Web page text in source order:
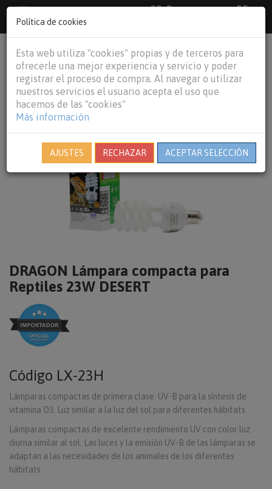
33 €
55
€Baleares y
person shopping_cart
DRAGON Lámpara compacta para
Reptiles 23W DESERT
Código LX-23H
Lámparas compactas de primera clase. UV-B para la síntesis de
vitamina D3. L uz similar a la luz del sol para diferentes hábitats.
Lámparas compactas de excelente rendimiento UV con color luz
diurna similar al sol. Las luces y la emisión UV-B de las lámparas se
adaptan a las necesidades de los animales de los diferentes
hábitats
Política de cookies
Esta web utiliza "cookies" propias y de terceros para
ofrecerle una mejor experiencia y servicio y poder
registrar el proceso de compra. Al navegar o utilizar
nuestros servicios el usuario acepta el uso que
hacemos de las "cookies"
Más información
AJUSTES RECHAZAR ACEPTAR SELECCIÓN